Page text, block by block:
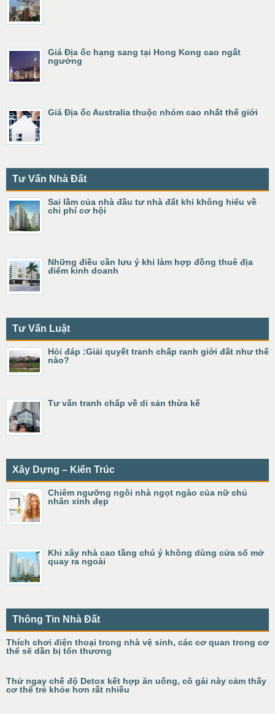
Giá Địa ốc hạng sang tại Hong Kong cao ngất
ngưởng
Giá Địa ốc Australia thuộc nhóm cao nhất thế giới
Tư Vấn Nhà Đất
Sai lầm của nhà đầu tư nhà đất khi không hiểu về
chi phí cơ hội
Những điều cần lưu ý khi làm hợp đồng thuê địa
điểm kinh doanh
Tư Vấn Luật
Hỏi đáp :Giải quyết tranh chấp ranh giới đất như thế
nào?
Tư vấn tranh chấp về di sản thừa kế
Xây Dựng – Kiến Trúc
Chiêm ngưỡng ngôi nhà ngọt ngào của nữ chủ
nhân xinh đẹp
Khi xây nhà cao tầng chú ý không dùng cửa sổ mở
quay ra ngoài
Thông Tin Nhà Đất
Thích chơi điện thoại trong nhà vệ sinh, các cơ quan trong cơ
thể sẽ dần bị tổn thương
Thử ngay chế độ Detox kết hợp ăn uống, cô gái này cảm thấy
cơ thể trẻ khỏe hơn rất nhiều